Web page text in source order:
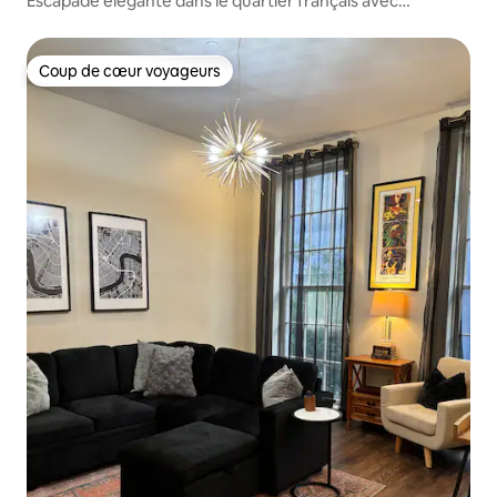
Coup de cœur voyageurs
Coup de cœur voyageurs